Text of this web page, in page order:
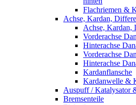
Flachriemen &
Achse, Kardan,
Achse, Kardan,
Vorderachse
Hinterachse
Vorderachse
Hinterachse
Kardanflansche
Kardanwelle &
Auspuff / Katalysator
Bremsenteile